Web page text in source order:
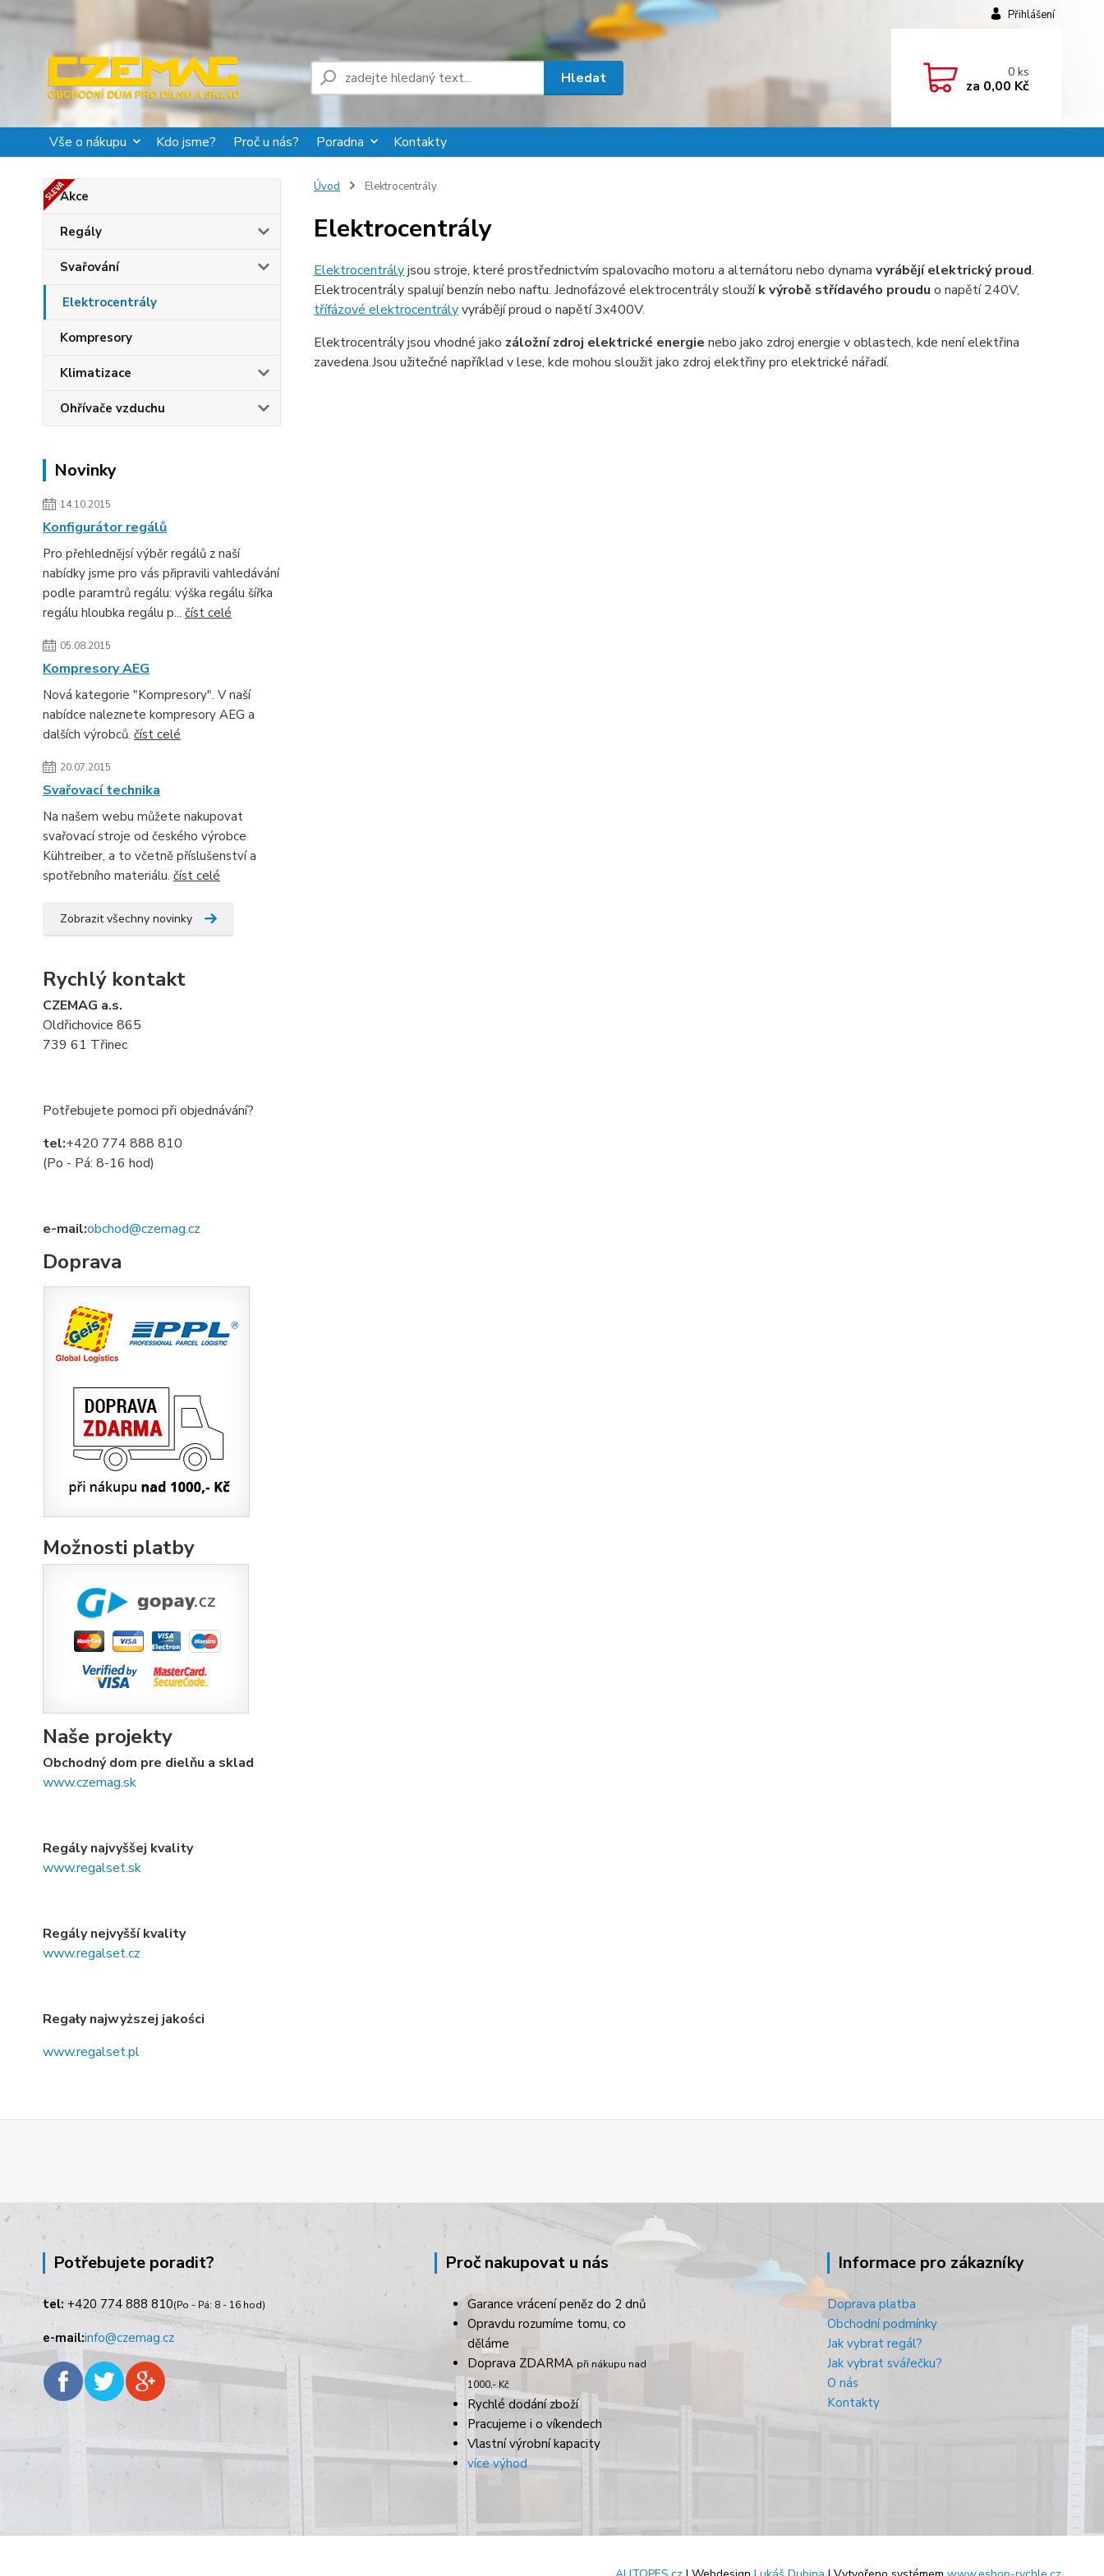
Vše o nákupu Kdo jsme? Proč u nás? Poradna Kontakty
Přihlášení
Hledat 0ks
za 0,00 Kč
Akce
Regály
Svařování
Elektrocentrály
Kompresory
Klimatizace
Ohřívače vzduchu
Novinky
14.10.2015
Konfigurátor regálů
Pro přehlednějsí výběr regálů z naší
nabídky jsme pro vás připravili vahledávání
podle paramtrů regálu: výška regálu šířka
regálu hloubka regálu p... číst celé
05.08.2015
Kompresory AEG
Nová kategorie "Kompresory". V naší
nabídce naleznete kompresory AEG a
dalších výrobců. číst celé
20.07.2015
Svařovací technika
Na našem webu můžete nakupovat
svařovací stroje od českého výrobce
Kühtreiber, a to včetně příslušenství a
spotřebního materiálu. číst celé
Zobrazit všechny novinky
Rychlý kontakt
CZEMAG a.s.
Oldřichovice 865
739 61 Třinec
Potřebujete pomoci při objednávání?
tel:+420 774 888 810
(Po - Pá: 8-16 hod)
e-mail:obchod@czemag.cz
Doprava
Možnosti platby
Naše projekty
Obchodný dom pre dielňu a sklad
www.czemag.sk
Regály najvyššej kvality
www.regalset.sk
Regály nejvyšší kvality
www.regalset.cz
Regały najwyższej jakości
www.regalset.pl
Úvod Elektrocentrály
Elektrocentrály
Elektrocentrályjsou stroje, které prostřednictvím spalovacího motoru a alternátoru nebo dynama vyrábějí elektrický proud.
Elektrocentrály spalují benzín nebo naftu. Jednofázové elektrocentrály sloužík výrobě střídavého proudu o napětí 240V,
třífázové elektrocentrályvyrábějí proud o napětí 3x400V.
Elektrocentrály jsou vhodné jako záložní zdroj elektrické energie nebo jako zdroj energie v oblastech, kde není elektřina
zavedena.Jsou užitečné například v lese, kde mohou sloužit jako zdroj elektřiny pro elektrické nářadí.
Potřebujete poradit?
tel:+420 774 888 810(Po - Pá: 8 - 16 hod)
e-mail:info@czemag.cz
Proč nakupovat u nás
Garance vrácení peněz do 2 dnů
Opravdu rozumíme tomu, co
děláme
Doprava ZDARMA při nákupu nad
1000,- Kč
Rychlé dodání zboží
Pracujeme i o víkendech
Vlastní výrobní kapacity
více výhod
Informace pro zákazníky
Doprava platba
Obchodní podmínky
Jak vybrat regál?
Jak vybrat svářečku?
O nás
Kontakty